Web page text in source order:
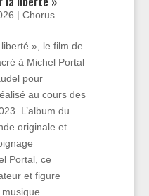
|Chorus
», le film de
à Michel Portal
pour
au cours des
L’album du
originale et
Portal, ce
et figure